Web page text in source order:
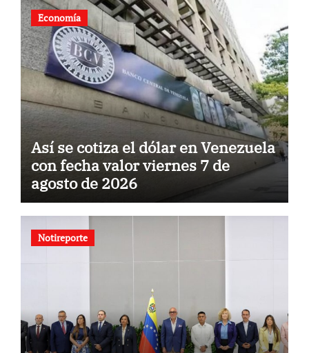
Economía
Así se cotiza el dólar en Venezuela
con fecha valor viernes 7 de
agosto de 2026
Notireporte